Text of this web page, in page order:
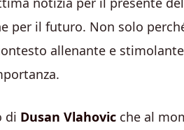
per il futuro. Non solo
allenante e
di Dusan Vlahovic che al